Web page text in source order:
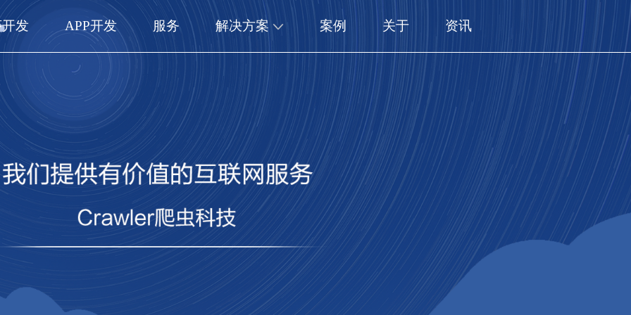
发 APP开发 服务 解决方案 案例 关于 资讯